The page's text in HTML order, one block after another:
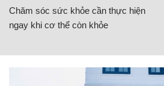
Chăm sóc sức khỏe cần thực hiện
ngay khi cơ thể còn khỏe